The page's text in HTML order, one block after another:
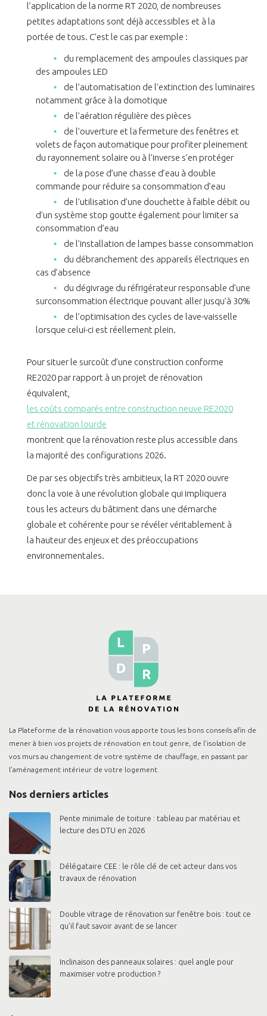
l’application de la norme RT 2020, de nombreuses
petites adaptations sont déjà accessibles et à la
portée de tous. C’est le cas par exemple :
du remplacement des ampoules classiques par
des ampoules LED
de l’automatisation de l’extinction des luminaires
notamment grâce à la domotique
de l’aération régulière des pièces
de l’ouverture et la fermeture des fenêtres et
volets de façon automatique pour profiter pleinement
du rayonnement solaire ou à l’inverse s’en protéger
de la pose d’une chasse d’eau à double
commande pour réduire sa consommation d’eau
de l’utilisation d’une douchette à faible débit ou
d’un système stop goutte également pour limiter sa
consommation d’eau
de l’installation de lampes basse consommation
du débranchement des appareils électriques en
cas d’absence
du dégivrage du réfrigérateur responsable d’une
surconsommation électrique pouvant aller jusqu’à 30%
de l’optimisation des cycles de lave-vaisselle
lorsque celui-ci est réellement plein.
Pour situer le surcoût d’une construction conforme
RE2020 par rapport à un projet de rénovation
équivalent,
les coûts comparés entre construction neuve RE2020
et rénovation lourde
montrent que la rénovation reste plus accessible dans
la majorité des configurations 2026.
De par ses objectifs très ambitieux, la RT 2020 ouvre
donc la voie à une révolution globale qui impliquera
tous les acteurs du bâtiment dans une démarche
globale et cohérente pour se révéler véritablement à
la hauteur des enjeux et des préoccupations
environnementales.
La Plateforme de la rénovation vous apporte tous les bons conseils afin de
mener à bien vos projets de rénovation en tout genre, de l’isolation de
vos murs au changement de votre système de chauffage, en passant par
l’aménagement intérieur de votre logement.
Nos derniers articles
Pente minimale de toiture : tableau par matériau et
lecture des DTU en 2026
Délégataire CEE : le rôle clé de cet acteur dans vos
travaux de rénovation
Double vitrage de rénovation sur fenêtre bois : tout ce
qu’il faut savoir avant de se lancer
Inclinaison des panneaux solaires : quel angle pour
maximiser votre production ?